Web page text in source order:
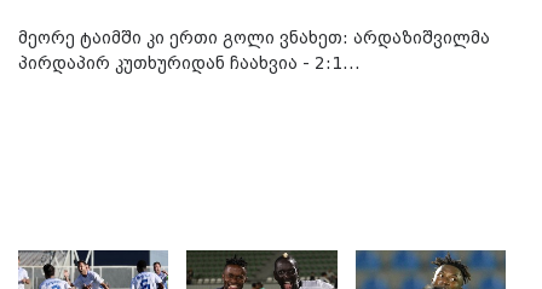
მეორე ტაიმში კი ერთი გოლი ვნახეთ: არდაზიშვილმა
პირდაპირ კუთხურიდან ჩაახვია - 2:1...